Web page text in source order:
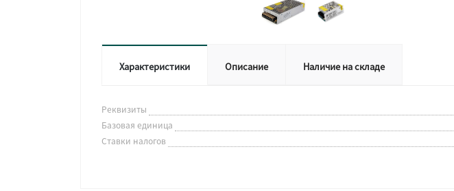
Характеристики Описание Наличие на складе
Реквизиты
Базовая единица
Ставки налогов